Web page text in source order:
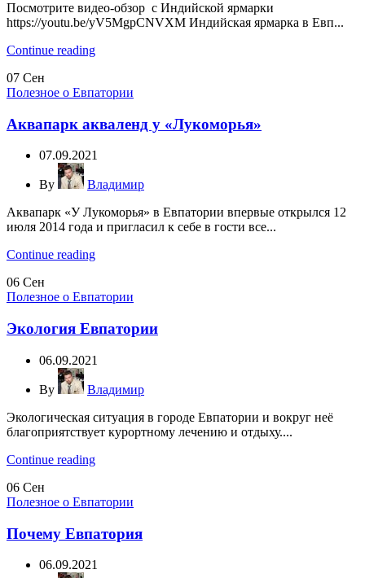
Посмотрите видео-обзор с Индийской ярмарки
https://youtu.be/yV5MgpCNVXM Индийская ярмарка в Евп...
Continue reading
07 Сен
Полезное о Евпатории
Аквапарк акваленд у «Лукоморья»
07.09.2021
By
Владимир
Аквапарк «У Лукоморья» в Евпатории впервые открылся 12
июля 2014 года и пригласил к себе в гости все...
Continue reading
06 Сен
Полезное о Евпатории
Экология Евпатории
06.09.2021
By
Владимир
Экологическая ситуация в городе Евпатории и вокруг неё
благоприятствует курортному лечению и отдыху....
Continue reading
06 Сен
Полезное о Евпатории
Почему Евпатория
06.09.2021